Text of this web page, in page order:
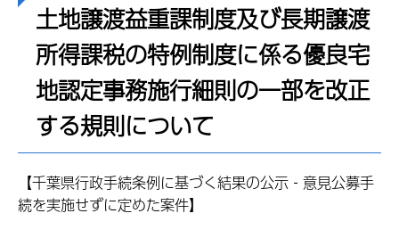
土地譲渡益重課制度及び長期譲渡
所得課税の特例制度に係る優良宅
地認定事務施行細則の一部を改正
する規則について
【千葉県行政手続条例に基づく結果の公示‐意見公募手
続を実施せずに定めた案件】